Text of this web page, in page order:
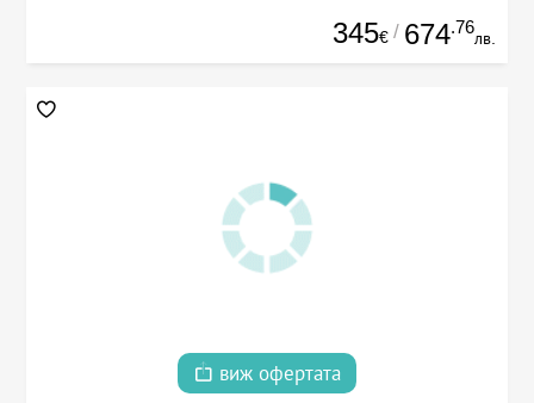
345€ / 674.76
лв.
виж офертата